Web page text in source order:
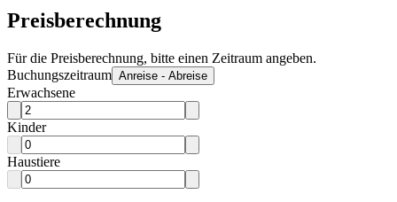
Preisberechnung
Für die Preisberechnung, bitte einen Zeitraum angeben.
Buchungszeitraum Anreise - Abreise
Erwachsene
Kinder
Haustiere